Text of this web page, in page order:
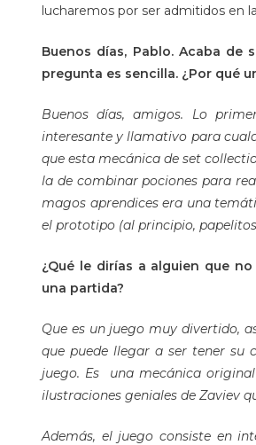
lucharemos por ser admitidos en
Buenos días, Pablo. Acaba de
pregunta es sencilla. ¿Por qué
Buenos días, amigos. Lo
interesante y llamativo para
que esta mecánica de set
la de combinar pociones para
magos aprendices era una
el prototipo (al principio,
¿Qué le dirías a alguien que
una partida?
Que es un juego muy divertido,
que puede llegar a ser tener su
juego. Es una mecánica
ilustraciones geniales de Zaviev
Además, el juego consiste en